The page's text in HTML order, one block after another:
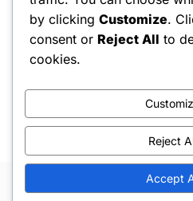
Servicevilkår
Søg
Copyright © 2026 Hello
by clicking Customize.
consent or Reject All to
cookies.
Reject
Accept